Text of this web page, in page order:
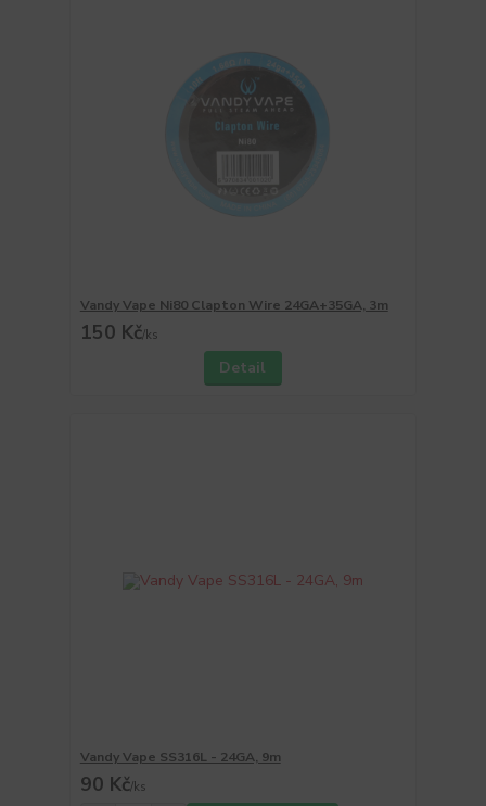
Vandy Vape Ni80 Clapton Wire 24GA+35GA, 3m
150 Kč/ks
Detail
Vandy Vape SS316L - 24GA, 9m
90 Kč/ks